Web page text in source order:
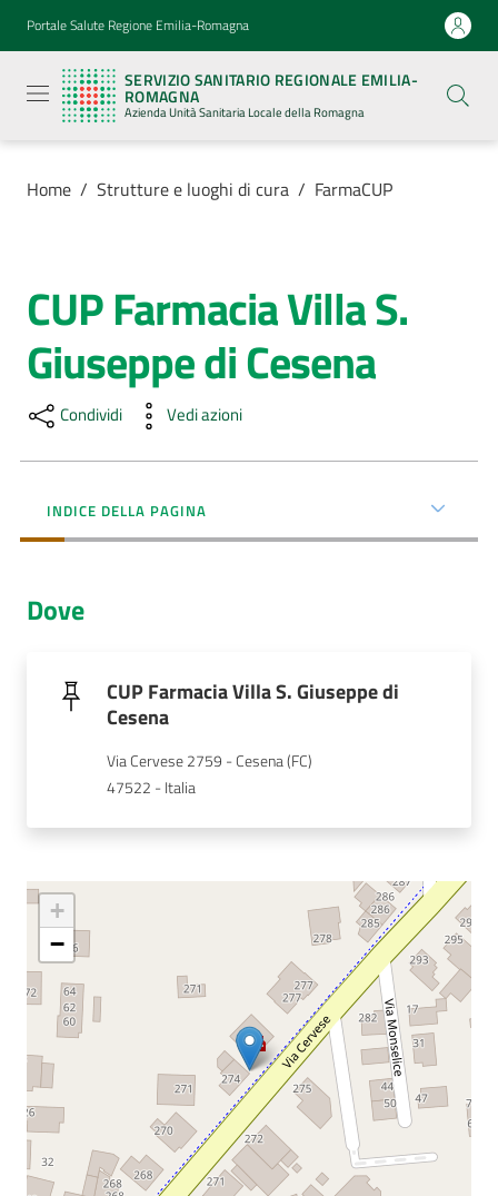
Vai al contenuto
Vai alla navigazione
Vai al footer
Portale Salute Regione Emilia-Romagna
SERVIZIO SANITARIO REGIONALE EMILIA-
ROMAGNA
Azienda Unità Sanitaria Locale della Romagna
Sanitario
Regionale
Emilia-
Romagna
Azienda
Sanitaria
Locale della
Azienda
Servizi
Luoghi
di
Menu selezionato
AUSL
Bandi
e
Concorsi
Seguici
su
Home / Strutture e luoghi di cura / FarmaCUP
Salta al contenuto
CUP Farmacia Villa S.
Giuseppe di Cesena
Condividi Vedi azioni
INDICE DELLA PAGINA
Dove
CUP Farmacia Villa S. Giuseppe di
Cesena
Via Cervese 2759 - Cesena (FC)
47522 - Italia
+
−